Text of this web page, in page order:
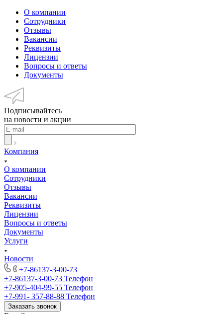
О компании
Сотрудники
Отзывы
Вакансии
Реквизиты
Лицензии
Вопросы и ответы
Документы
Подписывайтесь
на новости и акции
Компания
О компании
Сотрудники
Отзывы
Вакансии
Реквизиты
Лицензии
Вопросы и ответы
Документы
Услуги
Новости
+7-86137-3-00-73
+7-86137-3-00-73 Телефон
+7-905-404-99-55 Телефон
+7-991- 357-88-88 Телефон
Заказать звонок